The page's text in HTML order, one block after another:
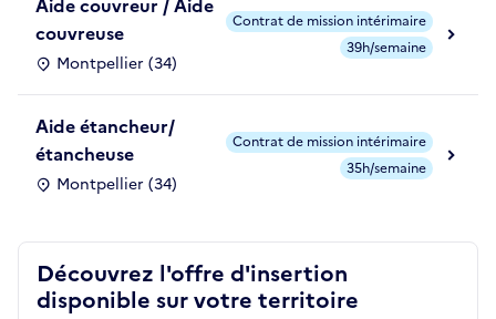
Aide couvreur / Aide
couvreuse
Montpellier (34)
Contrat de mission intérimaire
39h/semaine
Aide étancheur/
étancheuse
Montpellier (34)
Contrat de mission intérimaire
35h/semaine
Découvrez l'offre d'insertion
disponible sur votre territoire